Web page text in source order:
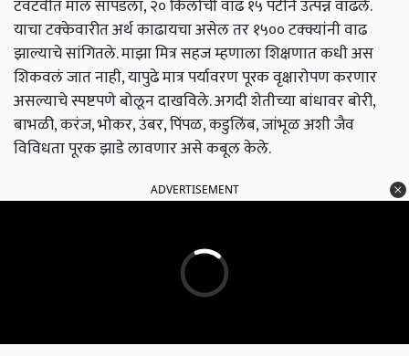
टवटवीत माल सापडला, २० किलोची वाढ १५ पटीने उत्पन्न वाढले.
याचा टक्केवारीत अर्थ काढायचा असेल तर १५०० टक्क्यांनी वाढ
झाल्याचे सांगितले. माझा मित्र सहज म्हणाला शिक्षणात कधी अस
शिकवलं जात नाही, यापुढे मात्र पर्यावरण पूरक वृक्षारोपण करणार
असल्याचे स्पष्टपणे बोलून दाखविले. अगदी शेतीच्या बांधावर बोरी,
बाभळी, करंज, भोकर, उंबर, पिंपळ, कडुलिंब, जांभूळ अशी जैव
विविधता पूरक झाडे लावणार असे कबूल केले.
ADVERTISEMENT